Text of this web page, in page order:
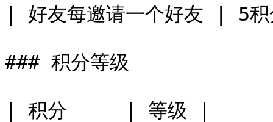
| 好友每邀请一个好友 | 5
### ​积分等级
| 积分     | 等级 |